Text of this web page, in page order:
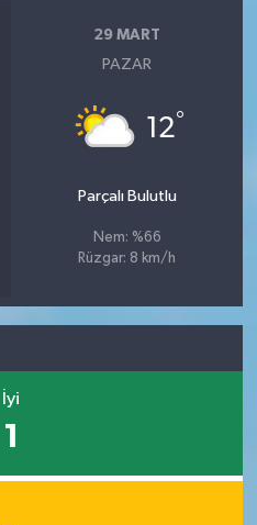
29 MART
PAZAR
12°
Parçalı Bulutlu
Nem: %66
Rüzgar: 8 km/h
İyi
1